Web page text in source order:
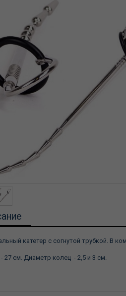
катетер с согнутой трубкой. В
27 см. Диаметр колец - 2,5 и 3 см.